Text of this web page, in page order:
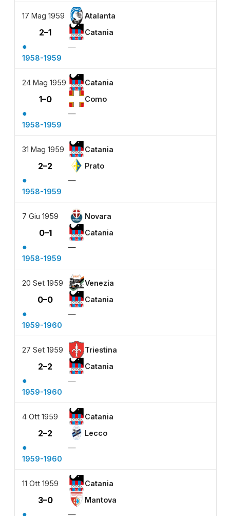
17 Mag 1959 Atalanta
2–1 Catania
●
—
1958-1959
24 Mag 1959 Catania
1–0 Como
●
—
1958-1959
31 Mag 1959 Catania
2–2 Prato
●
—
1958-1959
7 Giu 1959 Novara
0–1 Catania
●
—
1958-1959
20 Set 1959 Venezia
0–0 Catania
●
—
1959-1960
27 Set 1959 Triestina
2–2 Catania
●
—
1959-1960
4 Ott 1959 Catania
2–2 Lecco
●
—
1959-1960
11 Ott 1959 Catania
3–0 Mantova
● —